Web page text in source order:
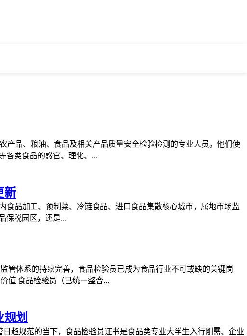
产品、粮油、食品及相关产品质量安全检验检测的专业人员。他们使
各类食品的感官、理化、...
新
品加工、预制菜、冷链食品、进口食品集散核心城市，属地市场监
保税园区，还是...
管体系的持续完善，食品检验员已成为食品行业不可或缺的关键岗
值 食品检验员（已统一整合...
划
规范的当下，食品检验员证书是食品类专业大学生入行刚需、企业